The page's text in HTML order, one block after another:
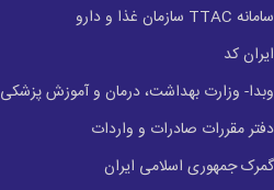
سامانه TTAC سازمان غذا و دارو
ایران کد
وبدا- وزارت بهداشت، درمان و آموزش پزشکی
دفتر مقررات صادرات و واردات
گمرک جمهوری اسلامی ایران